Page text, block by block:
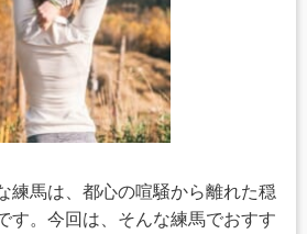
練馬は、都心の喧騒から離れた穏
す。今回は、そんな練馬でおすす